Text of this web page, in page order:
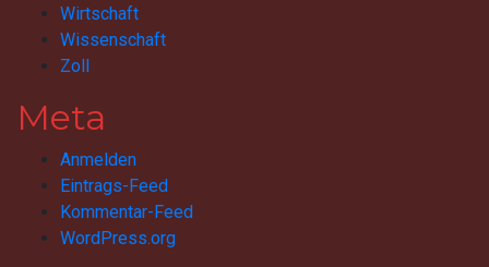
Wirtschaft
Wissenschaft
Zoll
Meta
Anmelden
Eintrags-Feed
Kommentar-Feed
WordPress.org